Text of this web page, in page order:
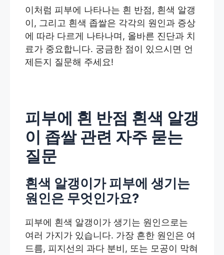
이처럼 피부에 나타나는 흰 반점, 흰색 알갱
이, 그리고 흰색 좁쌀은 각각의 원인과 증상
에 따라 다르게 나타나며, 올바른 진단과 치
료가 중요합니다. 궁금한 점이 있으시면 언
제든지 질문해 주세요!
피부에 흰 반점 흰색 알갱
이 좁쌀 관련 자주 묻는
질문
흰색 알갱이가 피부에 생기는
원인은 무엇인가요?
피부에 흰색 알갱이가 생기는 원인으로는
여러 가지가 있습니다. 가장 흔한 원인은 여
드름, 피지선의 과다 분비, 또는 모공이 막혀